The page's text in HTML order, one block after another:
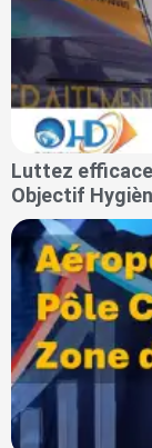
Luttez
Objectif